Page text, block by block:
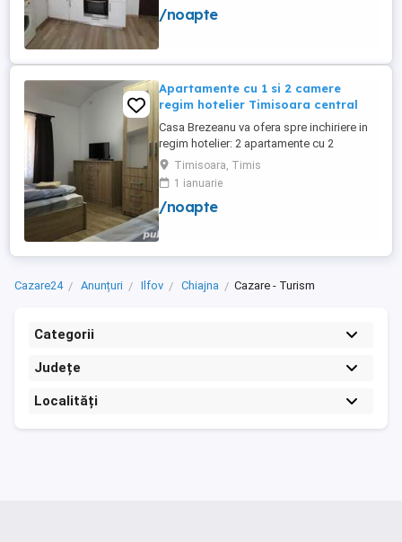
microunde, fierbator de apa, masina de
/noapte
Apartamente cu 1 si 2 camere
regim hotelier Timisoara central
Casa Brezeanu va ofera spre inchiriere in
regim hotelier: 2 apartamente cu 2
dormitoare, baie si bucatarie proprie. (4
locuri cazare in fiecare apartament) 1
apartament cu 1 dormitor, baie si
bucatarie proprie. (3 locuri cazare) Fiecare
Timisoara, Timis
1 ianuarie
/noapte
Cazare24 Anunțuri Ilfov Chiajna Cazare - Turism
Categorii
Județe
Localități